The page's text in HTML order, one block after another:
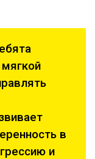
в
и